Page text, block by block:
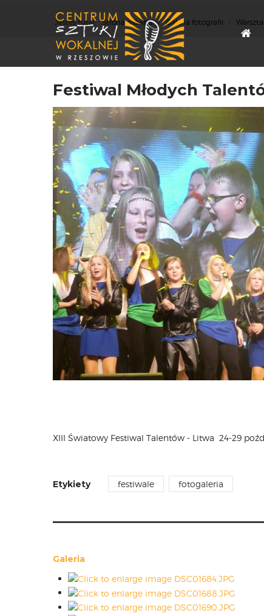
Jesteś tutaj: Strona główna / Galeria fotografii
Festiwal Młodych
XIII Światowy Festiwal Talentów - Litwa 24-29
Etykiety festiwale fotogaleria
Galeria